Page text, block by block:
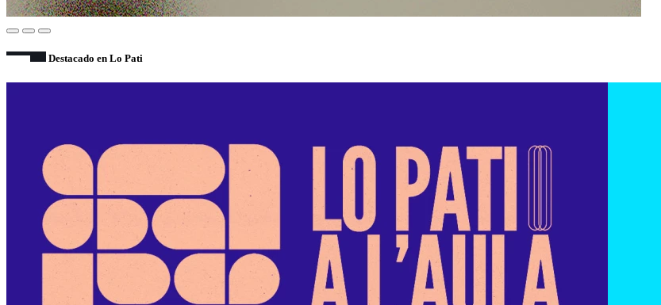
Destacado en Lo Pati